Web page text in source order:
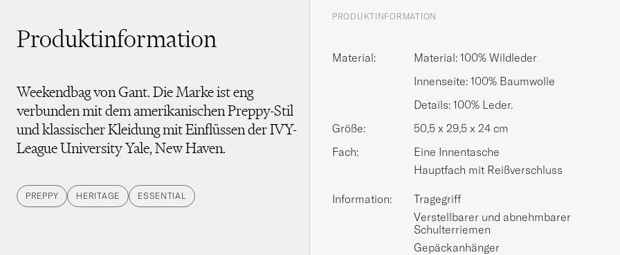
Produktinformation
Weekendbag von Gant. Die Marke ist eng
verbunden mit dem amerikanischen Preppy-Stil
und klassischer Kleidung mit Einflüssen der IVY-
League University Yale, New Haven.
PREPPY HERITAGE ESSENTIAL
PRODUKTINFORMATION
Material:
Material: 100% Wildleder
Innenseite: 100% Baumwolle
Details: 100% Leder.
Größe:
50,5 x 29,5 x 24 cm
Fach:
Eine Innentasche
Hauptfach mit Reißverschluss
Information:
Tragegriff
Verstellbarer und abnehmbarer
Schulterriemen
Gepäckanhänger